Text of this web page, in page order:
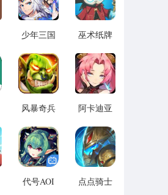
少年三国
宝版最新
版 vv5.3.9
巫术纸牌
vv1.1.14
风暴奇兵
阿卡迪亚
代号AOI
点点骑士